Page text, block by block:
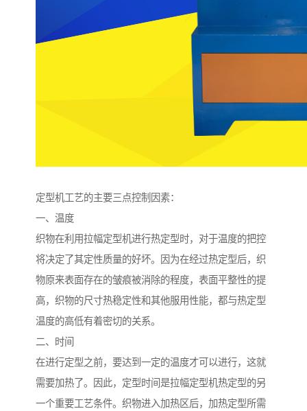
定型机工艺的主要三点控制因素：
一、温度
织物在利用拉幅定型机进行热定型时，对于温度的把控
将决定了其定性质量的好坏。因为在经过热定型后，织
物原来表面存在的皱痕被消除的程度，表面平整性的提
高，织物的尺寸热稳定性和其他服用性能，都与热定型
温度的高低有着密切的关系。
二、时间
在进行定型之前，要达到一定的温度才可以进行，这就
需要加热了。因此，定型时间是拉幅定型机热定型的另
一个重要工艺条件。织物进入加热区后，加热定型所需